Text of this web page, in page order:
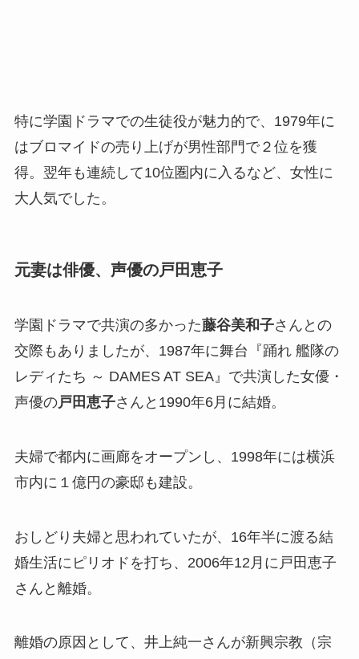
特に学園ドラマでの生徒役が魅力的で、1979年に
はブロマイドの売り上げが男性部門で２位を獲
得。翌年も連続して10位圏内に入るなど、女性に
大人気でした。
元妻は俳優、声優の戸田恵子
学園ドラマで共演の多かった藤谷美和子さんとの
交際もありましたが、1987年に舞台『踊れ 艦隊の
レディたち ～ DAMES AT SEA』で共演した女優・
声優の戸田恵子さんと1990年6月に結婚。
夫婦で都内に画廊をオープンし、1998年には横浜
市内に１億円の豪邸も建設。
おしどり夫婦と思われていたが、16年半に渡る結
婚生活にピリオドを打ち、2006年12月に戸田恵子
さんと離婚。
離婚の原因として、井上純一さんが新興宗教（宗